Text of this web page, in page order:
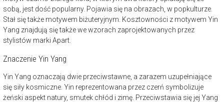
sobą, jest dość popularny. Pojawia się na obrazach, w popkulturze.
Stał się także motywem biżuteryjnym. Kosztowności z motywem Yin
Yang znajdują się także we wzorach zaprojektowanych przez
stylistów marki Apart.
Znaczenie Yin Yang
Yin Yang oznaczają dwie przeciwstawne, a zarazem uzupełniające
się siły kosmiczne. Yin reprezentowana przez czerń symbolizuje
żeński aspekt natury, smutek chłód i zimę. Przeciwstawia się jej Yang